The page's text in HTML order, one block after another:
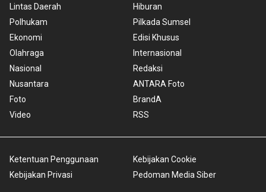
Lintas Daerah
Polhukam
Ekonomi
Olahraga
Nasional
Nusantara
Foto
Video
Hiburan
Pilkada Sumsel
Edisi Khusus
Internasional
Redaksi
ANTARA Foto
BrandA
RSS
Ketentuan Penggunaan
Kebijakan Privasi
Kebijakan Cookie
Pedoman Media Siber